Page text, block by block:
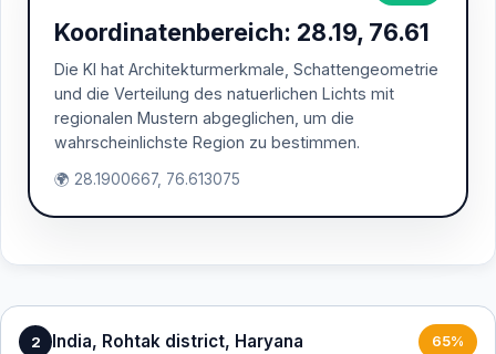
Koordinatenbereich: 28.19, 76.61
Die KI hat Architekturmerkmale, Schattengeometrie
und die Verteilung des natuerlichen Lichts mit
regionalen Mustern abgeglichen, um die
wahrscheinlichste Region zu bestimmen.
🌍 28.1900667, 76.613075
2 India, Rohtak district, Haryana 65%